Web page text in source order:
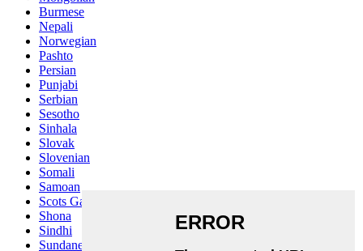
Burmese
Nepali
Norwegian
Pashto
Persian
Punjabi
Serbian
Sesotho
Sinhala
Slovak
Slovenian
Somali
Samoan
Scots Gaelic
Shona
Sindhi
Sundanese